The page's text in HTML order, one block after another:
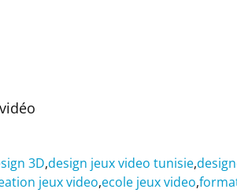
3D,design jeux video tunisie,
jeux video,ecole jeux video,